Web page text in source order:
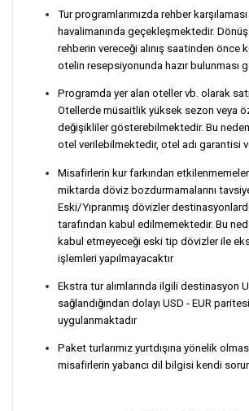
Tur programlarımızda rehber karşılaması
havalimanında geçekleşmektedir.
rehberin vereceği alınış saatinden önce
otelin resepsiyonunda hazır bulunması
Programda yer alan oteller vb. olarak
Otellerde müsaitlik yüksek sezon veya
değişikliler gösterebilmektedir. Bu
otel verilebilmektedir, otel adı garantisi
Misafirlerin kur farkından
miktarda döviz bozdurmamalarını
Eski/Yıpranmış dövizler
tarafından kabul edilmemektedir. Bu
kabul etmeyeceği eski tip dövizler ile
işlemleri yapılmayacaktır
Ekstra tur alımlarında ilgili destinasyon
sağlandığından dolayı USD - EUR paritesi
uygulanmaktadır
Paket turlarımız yurtdışına yönelik
misafirlerin yabancı dil bilgisi kendi